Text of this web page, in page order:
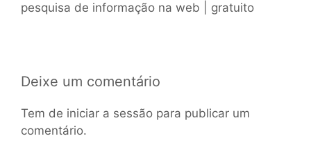
pesquisa de informação na web | gratuito
Deixe um comentário
Tem de iniciar a sessão para publicar um
comentário.